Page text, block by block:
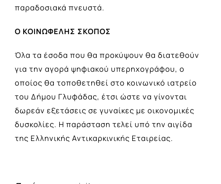
παραδοσιακά πνευστά.
Ο ΚΟΙΝΩΦΕΛΗΣ ΣΚΟΠΟΣ
Όλα τα έσοδα που θα προκύψουν θα διατεθούν
για την αγορά ψηφιακού υπερηχογράφου, ο
οποίος θα τοποθετηθεί στο κοινωνικό ιατρείο
του Δήμου Γλυφάδας, έτσι ώστε να γίνονται
δωρεάν εξετάσεις σε γυναίκες με οικονομικές
δυσκολίες. Η παράσταση τελεί υπό την αιγίδα
της Ελληνικής Αντικαρκινικής Εταιρείας.